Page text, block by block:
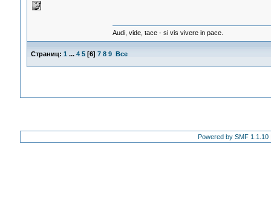
Audi, vide, tace - si vis vivere in pace.
Страниц: 1 ... 4 5[6] 7 8 9 Все
Powered by SMF 1.1.10